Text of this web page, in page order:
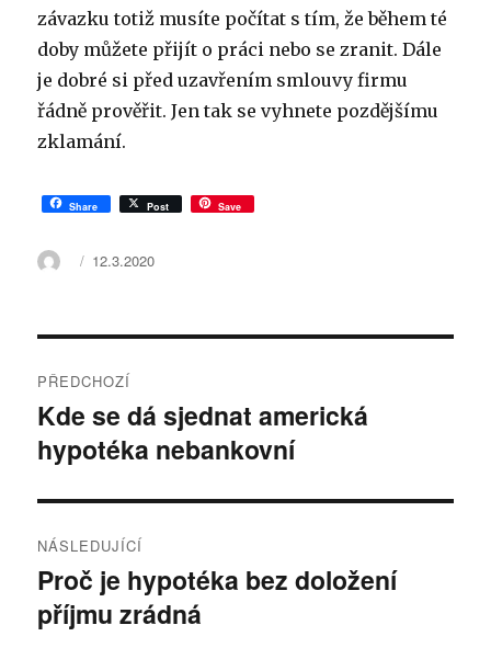
závazku totiž musíte počítat s tím, že během té
doby můžete přijít o práci nebo se zranit. Dále
je dobré si před uzavřením smlouvy firmu
řádně prověřit. Jen tak se vyhnete pozdějšímu
zklamání.
Share Post Save
Autor:Publikováno:
12.3.2020
pro
příspěvek
PŘEDCHOZÍ
Předchozí
příspěvek:
Kde se dá sjednat americká
hypotéka nebankovní
NÁSLEDUJÍCÍ
Následující
příspěvek:
Proč je hypotéka bez doložení
příjmu zrádná